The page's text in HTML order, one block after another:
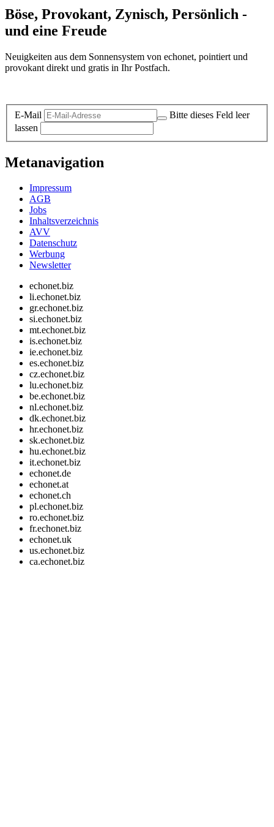
Böse, Provokant, Zynisch, Persönlich -
und eine Freude
Neuigkeiten aus dem Sonnensystem von echonet, pointiert und
provokant direkt und gratis in Ihr Postfach.
E-Mail
Bitte dieses Feld leer
lassen
Metanavigation
Impressum
AGB
Jobs
Inhaltsverzeichnis
AVV
Datenschutz
Werbung
Newsletter
echonet.biz
li.echonet.biz
gr.echonet.biz
si.echonet.biz
mt.echonet.biz
is.echonet.biz
ie.echonet.biz
es.echonet.biz
cz.echonet.biz
lu.echonet.biz
be.echonet.biz
nl.echonet.biz
dk.echonet.biz
hr.echonet.biz
sk.echonet.biz
hu.echonet.biz
it.echonet.biz
echonet.de
echonet.at
echonet.ch
pl.echonet.biz
ro.echonet.biz
fr.echonet.biz
echonet.uk
us.echonet.biz
ca.echonet.biz